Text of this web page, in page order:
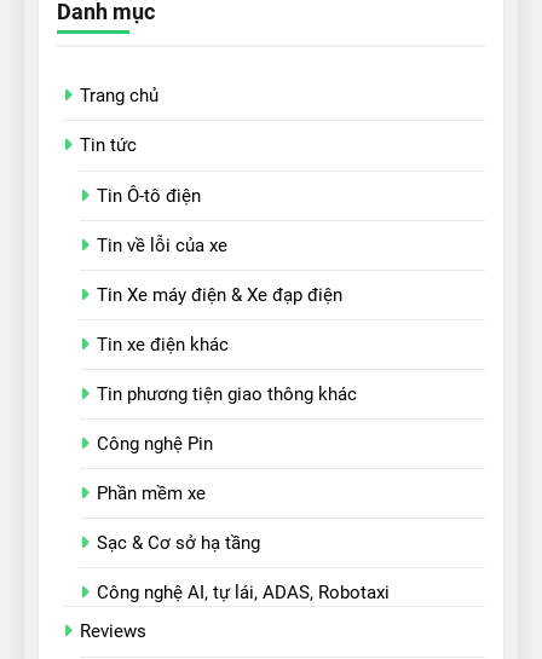
Danh mục
Trang chủ
Tin tức
Tin Ô-tô điện
Tin về lỗi của xe
Tin Xe máy điện & Xe đạp điện
Tin xe điện khác
Tin phương tiện giao thông khác
Công nghệ Pin
Phần mềm xe
Sạc & Cơ sở hạ tầng
Công nghệ AI, tự lái, ADAS, Robotaxi
Reviews